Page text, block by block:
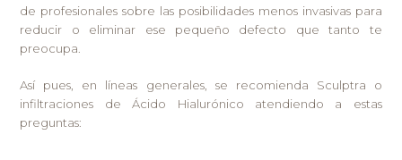
de profesionales sobre las posibilidades menos invasivas para
reducir o eliminar ese pequeño defecto que tanto te
preocupa.
Así pues, en líneas generales, se recomienda Sculptra o
infiltraciones de Ácido Hialurónico atendiendo a estas
preguntas: